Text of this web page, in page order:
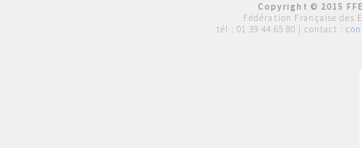
Copyright © 2015
Fédération Française des
tél : 01 39 44 65 80 | contact :